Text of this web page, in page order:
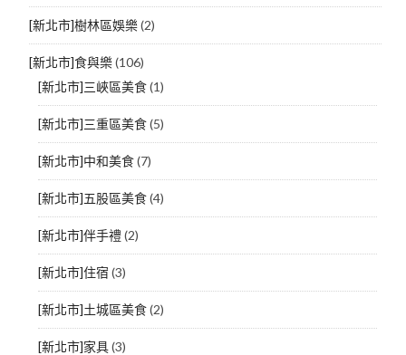
[新北市]樹林區娛樂(2)
[新北市]食與樂(106)
[新北市]三峽區美食(1)
[新北市]三重區美食(5)
[新北市]中和美食(7)
[新北市]五股區美食(4)
[新北市]伴手禮(2)
[新北市]住宿 (3)
[新北市]土城區美食(2)
[新北市]家具(3)